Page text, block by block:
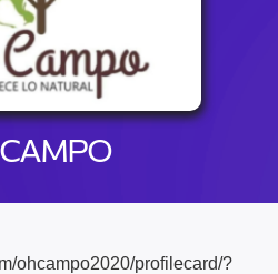
ohcampo2020/profilecard/?